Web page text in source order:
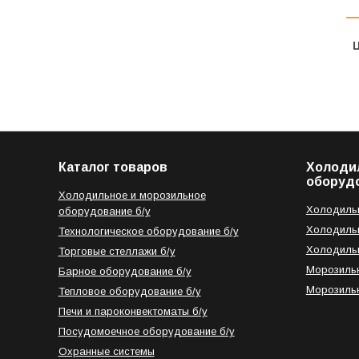
Каталог товаров
Холодильное и морозильное
оборудование б/у
Технологическое оборудование б/у
Торговые стеллажи б/у
Барное оборудование б/у
Тепловое оборудование б/у
Печи и пароконвектоматы б/у
Посудомоечное оборудование б/у
Охранные системы